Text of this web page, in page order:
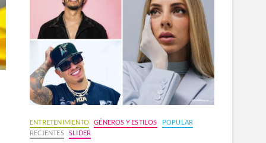
n
ú
ENTRETENIMIENTO GÉNEROS Y ESTILOS
POPULAR
RECIENTES
SLIDER